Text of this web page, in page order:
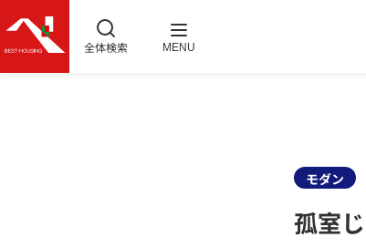
全体検索 MENU
モダン
孤室